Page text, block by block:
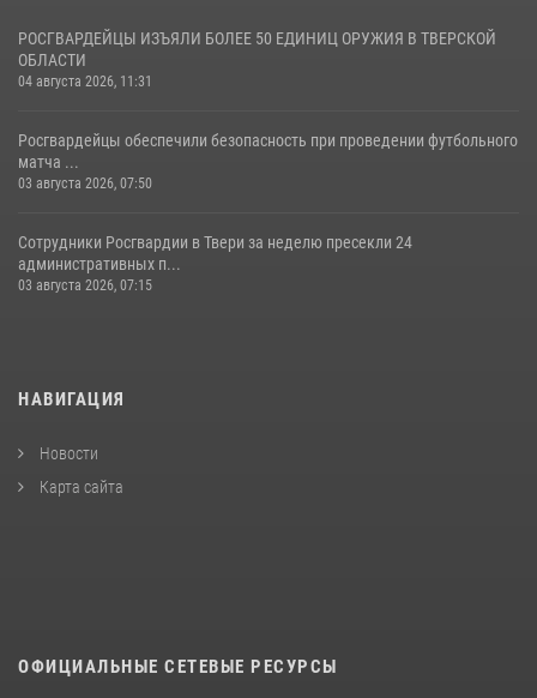
РОСГВАРДЕЙЦЫ ИЗЪЯЛИ БОЛЕЕ 50 ЕДИНИЦ ОРУЖИЯ В ТВЕРСКОЙ
ОБЛАСТИ
04 августа 2026, 11:31
Росгвардейцы обеспечили безопасность при проведении футбольного
матча ...
03 августа 2026, 07:50
Сотрудники Росгвардии в Твери за неделю пресекли 24
административных п...
03 августа 2026, 07:15
НАВИГАЦИЯ
Новости
Карта сайта
ОФИЦИАЛЬНЫЕ СЕТЕВЫЕ РЕСУРСЫ